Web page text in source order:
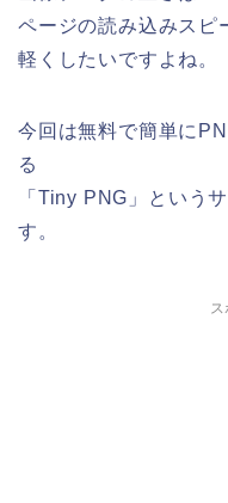
ページの読み込みスピ
軽くしたいですよね。
今回は無料で簡単に
る
「Tiny PNG」という
す。